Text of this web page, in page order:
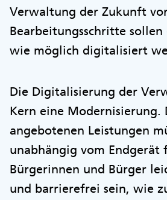
Verwaltung der Zukunft
Bearbeitungsschritte sollen
wie möglich digitalisiert
Die Digitalisierung der
Kern eine Modernisierung.
angebotenen Leistungen
unabhängig vom Endgerät
Bürgerinnen und Bürger
und barrierefrei sein, wie